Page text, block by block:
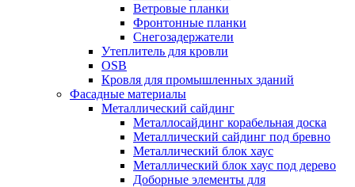
Ветровые планки
Фронтонные планки
Снегозадержатели
Утеплитель для кровли
OSB
Кровля для промышленных зданий
Фасадные материалы
Металлический сайдинг
Металлосайдинг корабельная доска
Металлический сайдинг под бревно
Металлический блок хаус
Металлический блок хаус под дерево
Доборные элементы для